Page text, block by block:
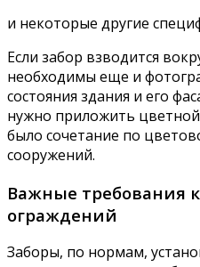
и некоторые другие
Если забор взводится
необходимы еще и
состояния здания и его
нужно приложить
было сочетание по
сооружений.
Важные требования
ограждений
Заборы, по нормам,